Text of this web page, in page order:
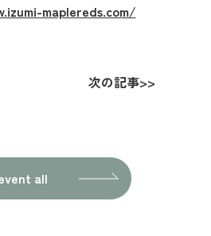
maplereds.com/
次の記事>>
all